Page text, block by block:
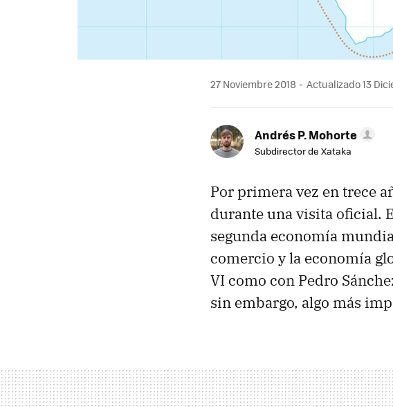
27 Noviembre 2018 Actualizado 13
Andrés P. Mohorte
Subdirector de Xataka
Por primera vez en trece
durante una visita oficial.
segunda economía
comercio y la economía
VI como con Pedro
sin embargo, algo más